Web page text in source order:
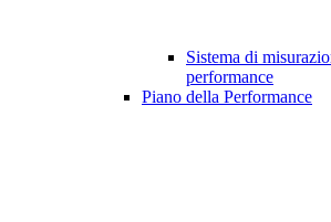
Sistema di
performance
Piano della Performance